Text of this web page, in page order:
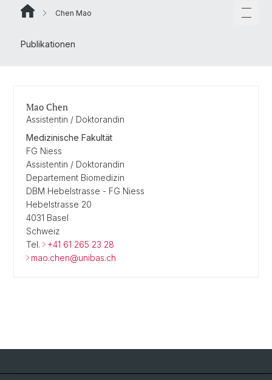
Chen Mao
Publikationen
Mao Chen
Assistentin / Doktorandin
Medizinische Fakultät
FG Niess
Assistentin / Doktorandin
Departement Biomedizin
DBM Hebelstrasse - FG Niess
Hebelstrasse 20
4031 Basel
Schweiz
Tel.
+41 61 265 23 28
mao.chen@unibas.ch